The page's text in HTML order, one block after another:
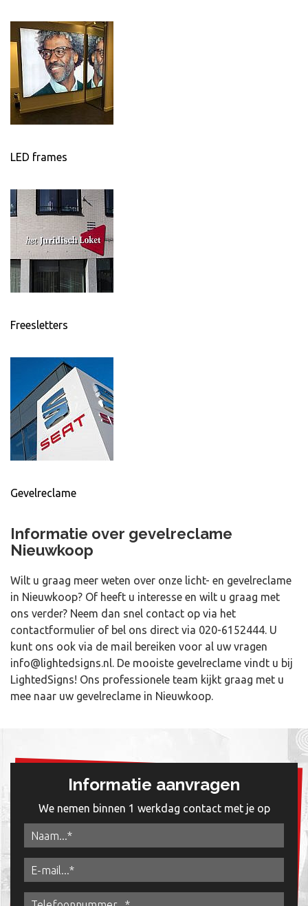
LED frames
Freesletters
Gevelreclame
Informatie over gevelreclame
Nieuwkoop
Wilt u graag meer weten over onze licht- en gevelreclame
in Nieuwkoop? Of heeft u interesse en wilt u graag met
ons verder? Neem dan snel contact op via het
contactformulier of bel ons direct via 020-6152444. U
kunt ons ook via de mail bereiken voor al uw vragen
info@lightedsigns.nl. De mooiste gevelreclame vindt u bij
LightedSigns! Ons professionele team kijkt graag met u
mee naar uw gevelreclame in Nieuwkoop.
Informatie aanvragen
We nemen binnen 1 werkdag contact met je op